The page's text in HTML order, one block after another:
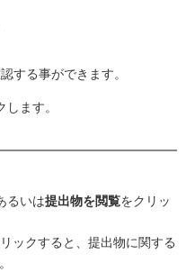
する事ができます。
ます。
るいは提出物を閲覧をクリッ
ックすると、提出物に関する